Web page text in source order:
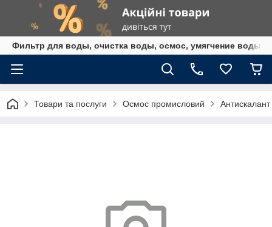
Фильтр для воды, очистка воды, осмос, умягчение воды,
Товари та послуги Осмос промисловий